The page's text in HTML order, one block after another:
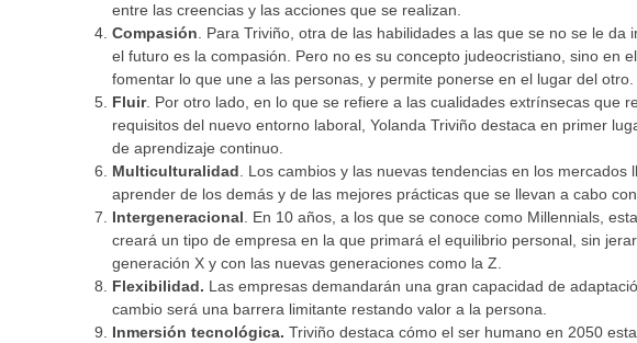
entre las creencias y las acciones que se realizan.
Compasión. Para Triviño, otra de las habilidades a las que se no se le
el futuro es la compasión. Pero no es su concepto judeocristiano, sino en
fomentar lo que une a las personas, y permite ponerse en el lugar del otro.
Fluir. Por otro lado, en lo que se refiere a las cualidades extrínsecas que
requisitos del nuevo entorno laboral, Yolanda Triviño destaca en primer
de aprendizaje continuo.
Multiculturalidad. Los cambios y las nuevas tendencias en los
aprender de los demás y de las mejores prácticas que se llevan a cabo
Intergeneracional. En 10 años, a los que se conoce como Millennials,
creará un tipo de empresa en la que primará el equilibrio personal, sin
generación X y con las nuevas generaciones como la Z.
Flexibilidad. Las empresas demandarán una gran capacidad de
cambio será una barrera limitante restando valor a la persona.
Inmersión tecnológica. Triviño destaca cómo el ser humano en 2050